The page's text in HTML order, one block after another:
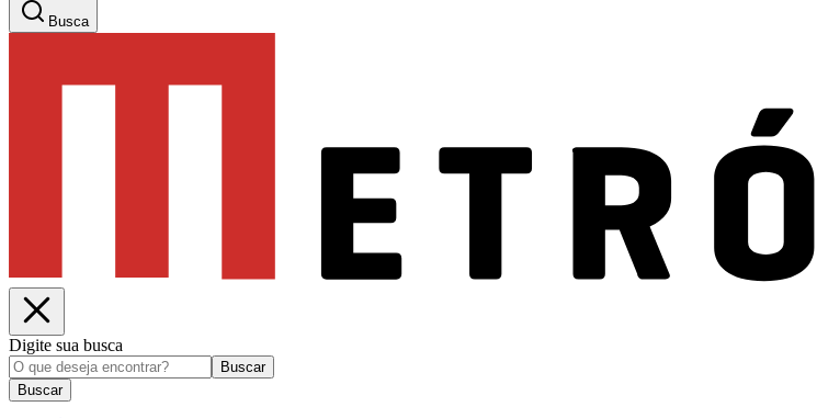
Busca
Digite sua busca
Buscar
Buscar